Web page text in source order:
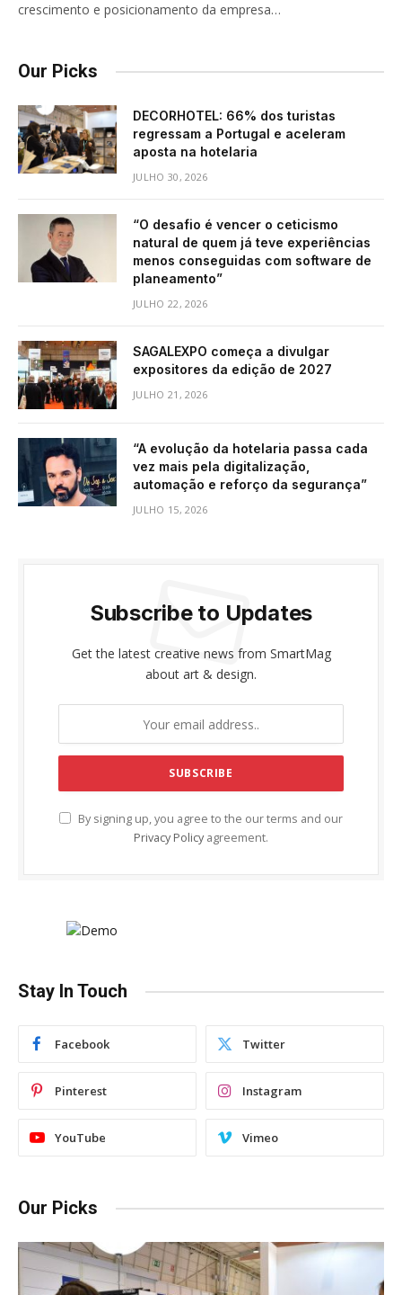
crescimento e posicionamento da empresa…
Our Picks
DECORHOTEL: 66% dos turistas
regressam a Portugal e aceleram
aposta na hotelaria
JULHO 30, 2026
“O desafio é vencer o ceticismo
natural de quem já teve experiências
menos conseguidas com software de
planeamento”
JULHO 22, 2026
SAGALEXPO começa a divulgar
expositores da edição de 2027
JULHO 21, 2026
“A evolução da hotelaria passa cada
vez mais pela digitalização,
automação e reforço da segurança”
JULHO 15, 2026
Subscribe to Updates
Get the latest creative news from SmartMag
about art & design.
By signing up, you agree to the our terms and our
Privacy Policy agreement.
Stay In Touch
Facebook Twitter
Pinterest Instagram
YouTube Vimeo
Our Picks